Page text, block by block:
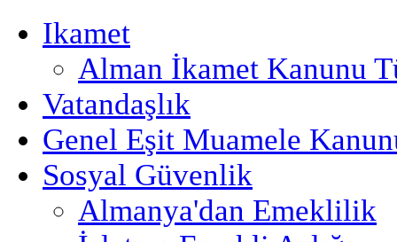
Ikamet
Alman İkamet Kanunu
Vatandaşlık
Genel Eşit Muamele
Sosyal Güvenlik
Almanya'dan Emeklilik